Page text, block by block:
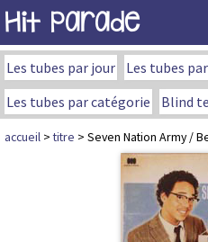
Hit Parade
Les tubes par jour Les tubes
Les tubes par catégorie
Blind
accueil >titre > Seven Nation Army /